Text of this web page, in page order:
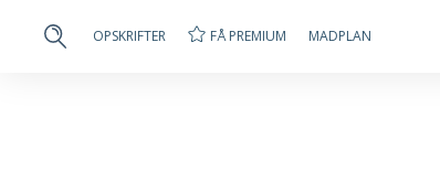
OPSKRIFTER FÅ PREMIUM MADPLAN